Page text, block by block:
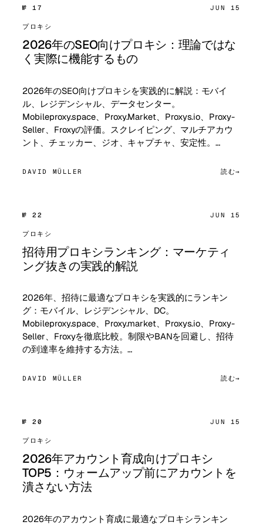
№ 17 JUN 15
プロキシ
2026年のSEO向けプロキシ：理論ではな
く実際に機能するもの
2026年のSEO向けプロキシを実践的に解説：モバイ
ル、レジデンシャル、データセンター。
Mobileproxy.space、Proxy.Market、Proxys.io、Proxy-
Seller、Froxyの評価。スクレイピング、マルチアカウ
ント、チェッカー、ジオ、キャプチャ、安定性。…
DAVID MÜLLER 読む
№ 22 JUN 15
プロキシ
招待用プロキシランキング：マーケティ
ング抜きの実践的解説
2026年、招待に最適なプロキシを実践的にランキン
グ：モバイル、レジデンシャル、DC。
Mobileproxy.space、Proxy.market、Proxys.io、Proxy-
Seller、Froxyを徹底比較。制限やBANを回避し、招待
の到達率を維持する方法。…
DAVID MÜLLER 読む
№ 20 JUN 15
プロキシ
2026年アカウント育成向けプロキシ
TOP5：ウォームアップ前にアカウントを
潰さない方法
2026年のアカウント育成に最適なプロキシランキン